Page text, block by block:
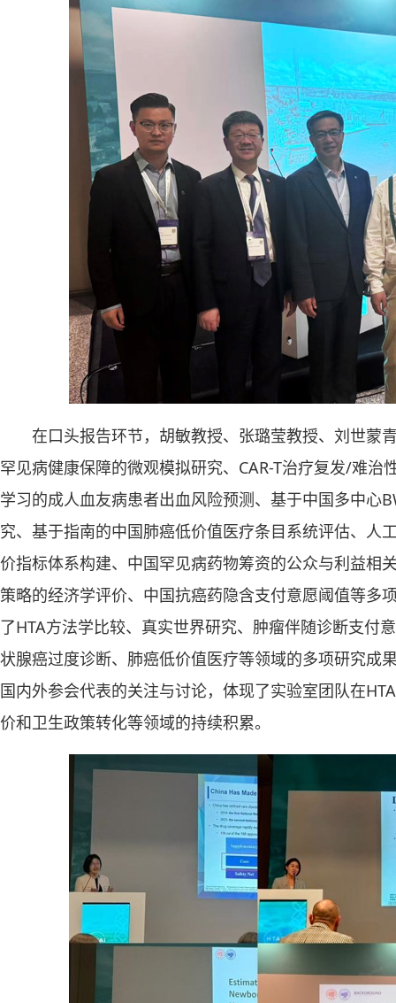
在口头报告环节，胡敏教授、张璐莹教授、刘世蒙
罕见病健康保障的微观模拟研究、CAR-T治疗复发/难治
学习的成人血友病患者出血风险预测、基于中国多中心
究、基于指南的中国肺癌低价值医疗条目系统评估、人
价指标体系构建、中国罕见病药物筹资的公众与利益相
策略的经济学评价、中国抗癌药隐含支付意愿阈值等多
了HTA方法学比较、真实世界研究、肿瘤伴随诊断支付
状腺癌过度诊断、肺癌低价值医疗等领域的多项研究成
国内外参会代表的关注与讨论，体现了实验室团队在
价和卫生政策转化等领域的持续积累。